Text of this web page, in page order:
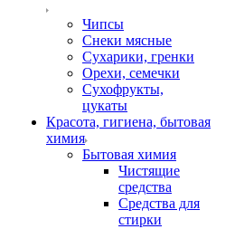
Чипсы
Снеки мясные
Сухарики, гренки
Орехи, семечки
Сухофрукты,
цукаты
Красота, гигиена, бытовая
химия
Бытовая химия
Чистящие
средства
Средства для
стирки